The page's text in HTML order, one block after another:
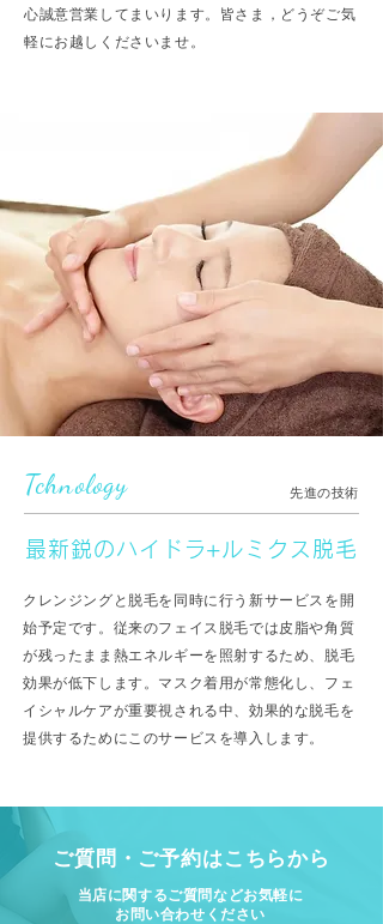
心誠意営業してまいります。皆さま，どうぞご気
軽にお越しくださいませ。
Tchnology 先進の技術
最新鋭のハイドラ+ルミクス脱毛
クレンジングと脱毛を同時に行う新サービスを開
始予定です。従来のフェイス脱毛では皮脂や角質
が残ったまま熱エネルギーを照射するため、脱毛
効果が低下します。マスク着用が常態化し、フェ
イシャルケアが重要視される中、効果的な脱毛を
提供するためにこのサービスを導入します。
ご質問・ご予約はこちらから
当店に関するご質問などお気軽に
お問い合わせください